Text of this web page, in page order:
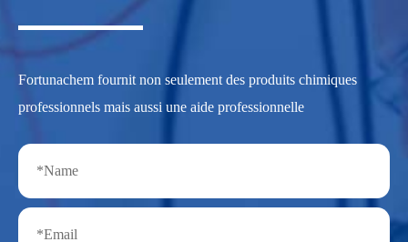
Fortunachem fournit non seulement des produits chimiques
professionnels mais aussi une aide professionnelle